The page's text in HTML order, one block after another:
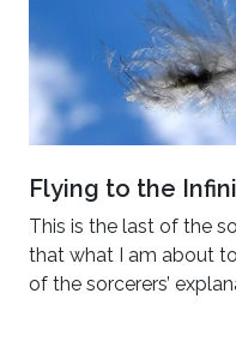
Flying to the
This is the last of the
that what I am about
of the sorcerers’